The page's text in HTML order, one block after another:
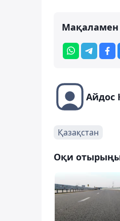
Мақаламен
Айдос
Қазақстан
Оқи